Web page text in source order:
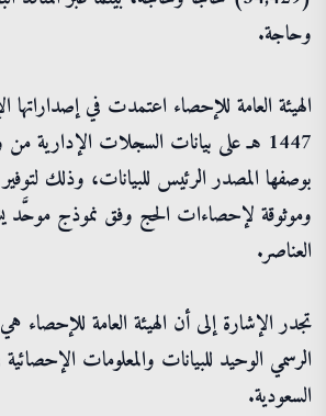
وحاجة.
الهيئة العامة للإحصاء اعتمدت في إصداراتها
1447 هـ على بيانات السجلات الإدارية
بوصفها المصدر الرئيس للبيانات، وذلك
وموثوقة لإحصاءات الحج وفق نموذج
العناصر.
تجدر الإشارة إلى أن الهيئة العامة للإحصاء
الرسمي الوحيد للبيانات والمعلومات الإحصائية
السعودية.